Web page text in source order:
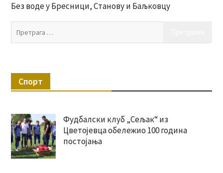
Без воде у Бресници, Станову и Баљковцу
Спорт
Фудбалски клуб „Сељак“ из
Цветојевца обележио 100 година
постојања